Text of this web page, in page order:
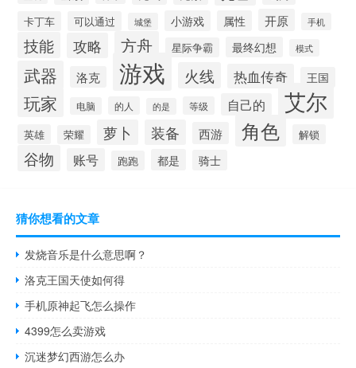
卡丁车
可以通过 城堡 小游戏 属性 开原 手机
技能 攻略 方舟 星际争霸 最终幻想 模式
武器 洛克 游戏 火线 热血传奇 王国
玩家 电脑 的人 的是 等级 自己的 艾尔
英雄 荣耀 萝卜 装备 西游 角色 解锁
谷物 账号 跑跑 都是 骑士
猜你想看的文章
发烧音乐是什么意思啊？
洛克王国天使如何得
手机原神起飞怎么操作
4399怎么卖游戏
沉迷梦幻西游怎么办